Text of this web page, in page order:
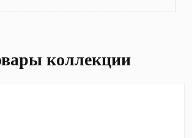
коллекции